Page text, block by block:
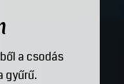
a csodás
gyűrű.